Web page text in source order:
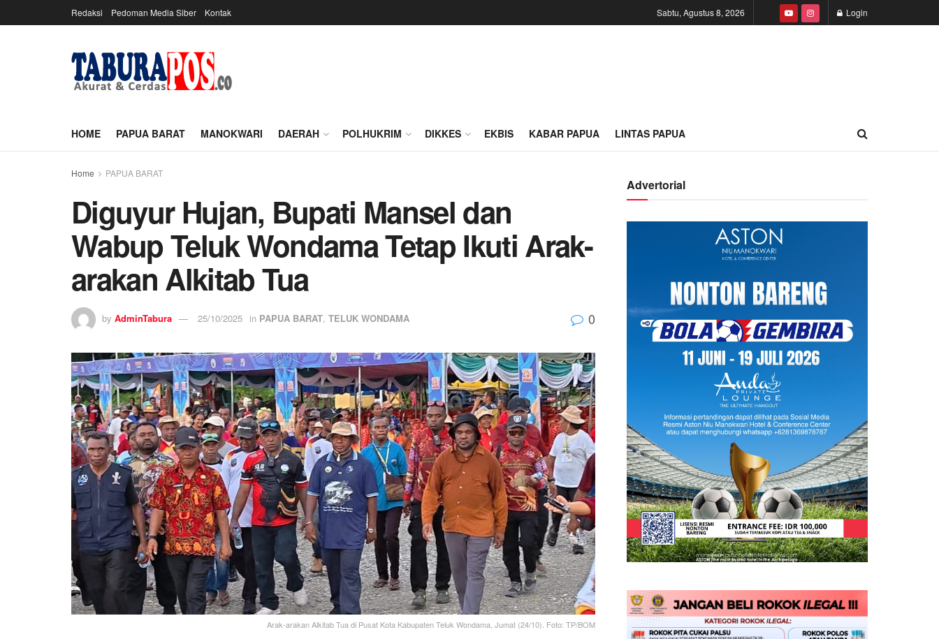
Redaksi Pedoman Media Siber Kontak Sabtu, Agustus 8, 2026 Login
HOME PAPUA BARAT MANOKWARI DAERAH POLHUKRIM DIKKES EKBIS KABAR PAPUA LINTAS PAPUA
Home PAPUA BARAT
Diguyur Hujan, Bupati Mansel dan
Wabup Teluk Wondama Tetap Ikuti Arak-
arakan Alkitab Tua
by AdminTabura 25/10/2025 in PAPUA BARAT, TELUK WONDAMA 0
Arak-arakan Alkitab Tua di Pusat Kota Kabupaten Teluk Wondama, Jumat (24/10). Foto: TP/BOM
Advertorial